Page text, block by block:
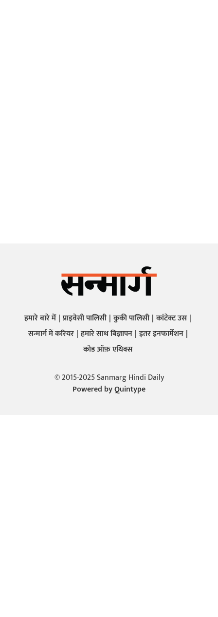
हमारे बारे में प्राइवेसी पालिसी कुकी पालिसी कांटेक्ट उस
सन्मार्ग में करियर हमारे साथ बिज्ञापन इतर इनफार्मेशन
कोड ऑफ़ एथिक्स
© 2015-2025 Sanmarg Hindi Daily
Powered byQuintype